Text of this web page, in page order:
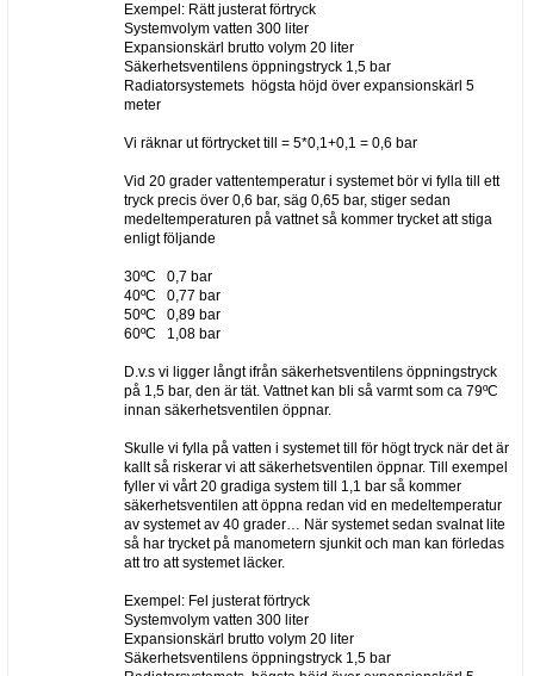
Exempel: Rätt justerat förtryck
Systemvolym vatten 300 liter
Expansionskärl brutto volym 20 liter
Säkerhetsventilens öppningstryck 1,5 bar
Radiatorsystemets högsta höjd över expansionskärl 5
meter
Vi räknar ut förtrycket till = 5*0,1+0,1 = 0,6 bar
Vid 20 grader vattentemperatur i systemet bör vi fylla till ett
tryck precis över 0,6 bar, säg 0,65 bar, stiger sedan
medeltemperaturen på vattnet så kommer trycket att stiga
enligt följande
30ºC 0,7 bar
40ºC 0,77 bar
50ºC 0,89 bar
60ºC 1,08 bar
D.v.s vi ligger långt ifrån säkerhetsventilens öppningstryck
på 1,5 bar, den är tät. Vattnet kan bli så varmt som ca 79ºC
innan säkerhetsventilen öppnar.
Skulle vi fylla på vatten i systemet till för högt tryck när det är
kallt så riskerar vi att säkerhetsventilen öppnar. Till exempel
fyller vi vårt 20 gradiga system till 1,1 bar så kommer
säkerhetsventilen att öppna redan vid en medeltemperatur
av systemet av 40 grader… När systemet sedan svalnat lite
så har trycket på manometern sjunkit och man kan förledas
att tro att systemet läcker.
Exempel: Fel justerat förtryck
Systemvolym vatten 300 liter
Expansionskärl brutto volym 20 liter
Säkerhetsventilens öppningstryck 1,5 bar